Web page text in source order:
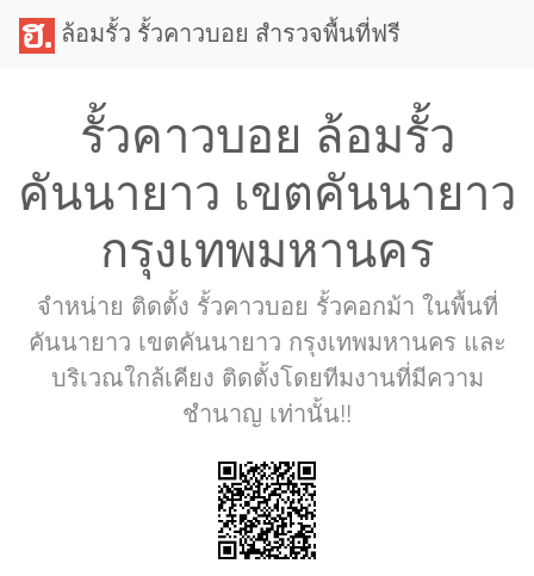
ล้อมรั้ว รั้วคาวบอย สำรวจพื้นที่ฟรี
รั้วคาวบอย ล้อมรั้ว
คันนายาว เขตคันนายาว
กรุงเทพมหานคร
จำหน่าย ติดตั้ง รั้วคาวบอย รั้วคอกม้า ในพื้นที่
คันนายาว เขตคันนายาว กรุงเทพมหานคร และ
บริเวณใกล้เคียง ติดตั้งโดยทีมงานที่มีความ
ชำนาญ เท่านั้น!!